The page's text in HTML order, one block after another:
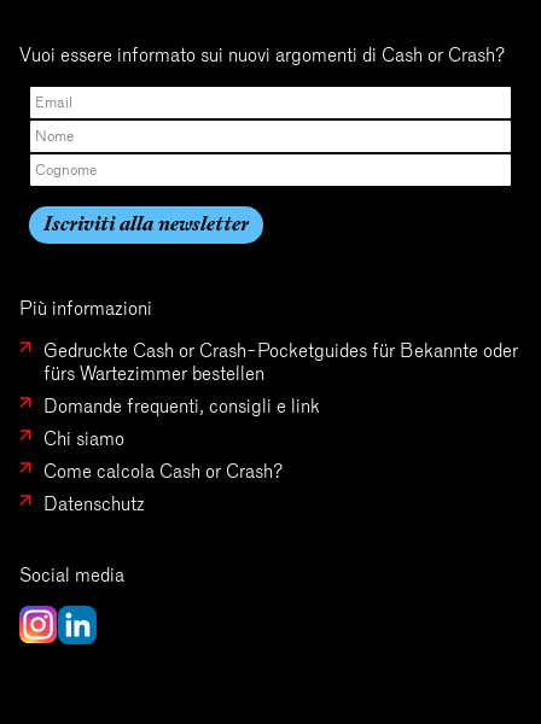
Vuoi essere informato sui nuovi argomenti di Cash or Crash?
Più informazioni
Gedruckte Cash or Crash-Pocketguides für Bekannte oder
fürs Wartezimmer bestellen
Domande frequenti, consigli e link
Chi siamo
Come calcola Cash or Crash?
Datenschutz
Social media